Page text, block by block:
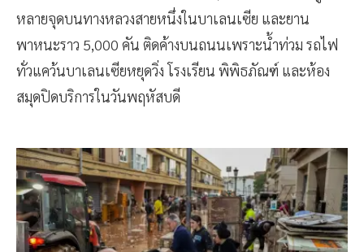
หลายจุดบนทางหลวงสายหนึ่งในบาเลนเซีย และยาน
พาหนะราว 5,000 คัน ติดค้างบนถนนเพราะน้ำท่วม รถไฟ
ทั่วแคว้นบาเลนเซียหยุดวิ่ง โรงเรียน พิพิธภัณฑ์ และห้อง
สมุดปิดบริการในวันพฤหัสบดี